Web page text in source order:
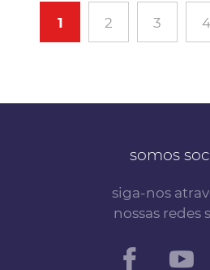
1 2 3 4
somos
siga-nos
nossas redes